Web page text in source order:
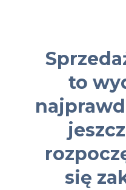
to
się